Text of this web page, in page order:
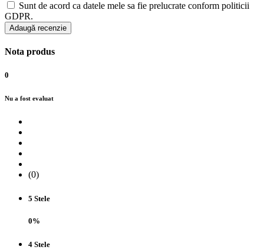
Sunt de acord ca datele mele sa fie prelucrate conform politicii
GDPR.
Adaugă recenzie
Nota produs
0
Nu a fost evaluat
(0)
5 Stele
0%
4 Stele